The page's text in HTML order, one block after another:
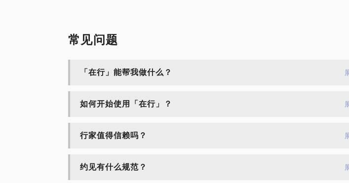
常见问题
「在行」能帮我做什么？
如何开始使用「在行」？
行家值得信赖吗？
约见有什么规范？